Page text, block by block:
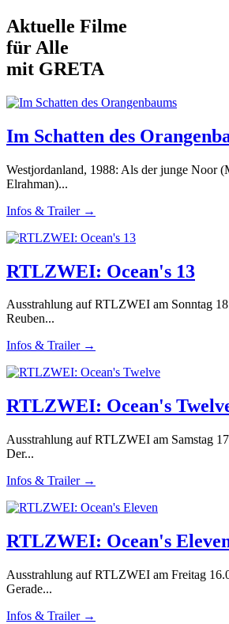
Aktuelle Filme
für Alle
mit GRETA
Im Schatten des
Westjordanland, 1988: Als der junge Noor
Elrahman)...
Infos & Trailer →
RTLZWEI: Ocean's 13
Ausstrahlung auf RTLZWEI am Sonntag
Reuben...
Infos & Trailer →
RTLZWEI: Ocean's
Ausstrahlung auf RTLZWEI am Samstag
Der...
Infos & Trailer →
RTLZWEI: Ocean's
Ausstrahlung auf RTLZWEI am Freitag
Gerade...
Infos & Trailer →